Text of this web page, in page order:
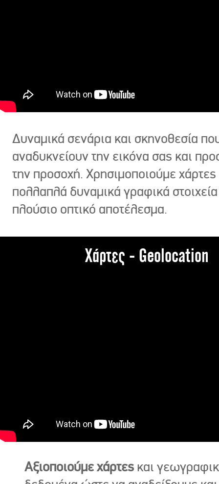
Δυναμικά σενάρια και σκηνοθεσία
αναδυκνείουν την εικόνα σας και
την προσοχή. Χρησιμοποιούμε χάρτες
πολλαπλά δυναμικά γραφικά στοιχεία
πλούσιο οπτικό αποτέλεσμα.
Χάρτες - Geolocation
Αξιοποιούμε χάρτες και